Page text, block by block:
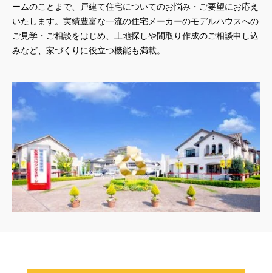
ームのことまで、戸建て住宅についてのお悩み・ご要望にお応え
いたします。実績豊富な一流の住宅メーカーのモデルハウスへの
ご見学・ご相談をはじめ、土地探しや間取り作成のご相談申し込
みなど、家づくりに役立つ機能も満載。